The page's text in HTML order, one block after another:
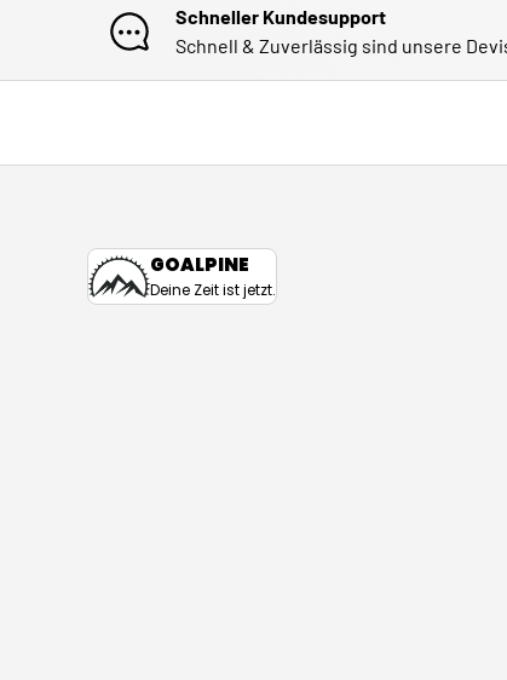
Schneller Kundesupport
Schnell & Zuverlässig sind unsere
GOALPINE
Deine Zeit ist jetzt.